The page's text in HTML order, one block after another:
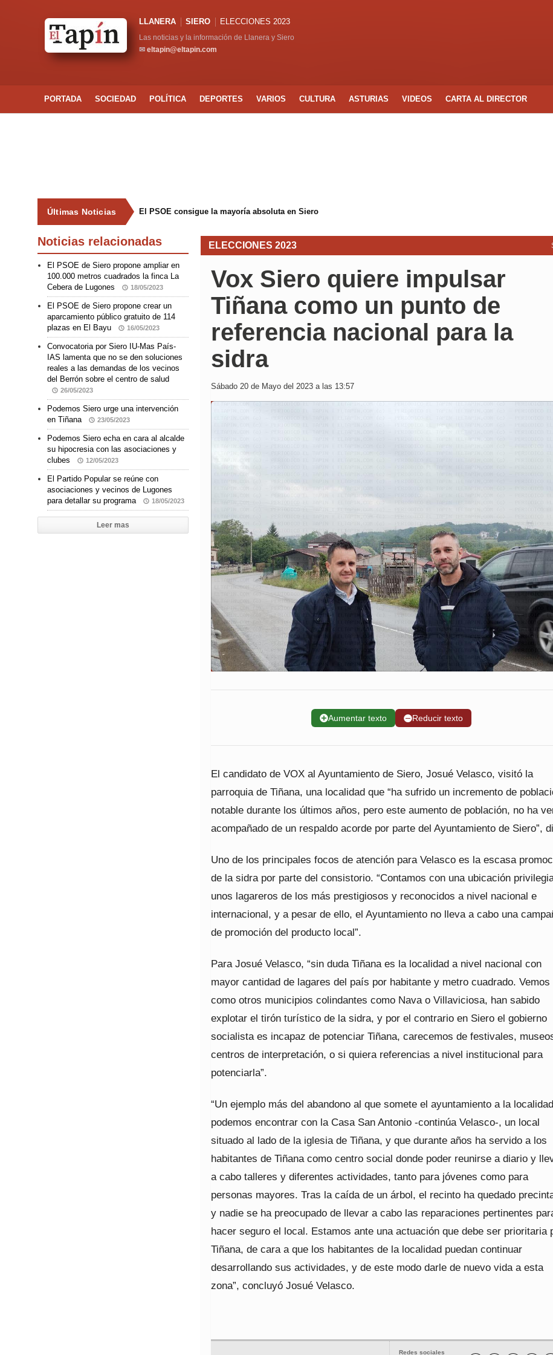
LLANERA SIERO ELECCIONES 2023
Las noticias y la información de Llanera y Siero
✉ eltapin@eltapin.com
PORTADA SOCIEDAD POLÍTICA DEPORTES VARIOS CULTURA ASTURIAS VIDEOS CARTA AL DIRECTOR
Últimas Noticias El PSOE consigue la mayoría absoluta en Siero
ELECCIONES 2023
Vox Siero quiere impulsar
Tiñana como un punto de
referencia nacional para la
sidra
Sábado 20 de Mayo del 2023 a las 13:57
➕Aumentar texto ➖Reducir texto
El candidato de VOX al Ayuntamiento de Siero, Josué Velasco, visitó la
parroquia de Tiñana, una localidad que “ha sufrido un incremento de
notable durante los últimos años, pero este aumento de población, no ha
acompañado de un respaldo acorde por parte del Ayuntamiento de Siero”,
Uno de los principales focos de atención para Velasco es la escasa
de la sidra por parte del consistorio. “Contamos con una ubicación
unos lagareros de los más prestigiosos y reconocidos a nivel nacional e
internacional, y a pesar de ello, el Ayuntamiento no lleva a cabo una
de promoción del producto local”.
Para Josué Velasco, “sin duda Tiñana es la localidad a nivel nacional con
mayor cantidad de lagares del país por habitante y metro cuadrado. Vemos
como otros municipios colindantes como Nava o Villaviciosa, han sabido
explotar el tirón turístico de la sidra, y por el contrario en Siero el gobierno
socialista es incapaz de potenciar Tiñana, carecemos de festivales,
centros de interpretación, o si quiera referencias a nivel institucional para
potenciarla”.
“Un ejemplo más del abandono al que somete el ayuntamiento a la
podemos encontrar con la Casa San Antonio -continúa Velasco-, un local
situado al lado de la iglesia de Tiñana, y que durante años ha servido a los
habitantes de Tiñana como centro social donde poder reunirse a diario y
a cabo talleres y diferentes actividades, tanto para jóvenes como para
personas mayores. Tras la caída de un árbol, el recinto ha quedado
y nadie se ha preocupado de llevar a cabo las reparaciones pertinentes
hacer seguro el local. Estamos ante una actuación que debe ser prioritaria
Tiñana, de cara a que los habitantes de la localidad puedan continuar
desarrollando sus actividades, y de este modo darle de nuevo vida a esta
zona”, concluyó Josué Velasco.
Redes sociales
Noticias relacionadas
El PSOE de Siero propone ampliar en
100.000 metros cuadrados la finca La
Cebera de Lugones
18/05/2023
El PSOE de Siero propone crear un
aparcamiento público gratuito de 114
plazas en El Bayu
16/05/2023
Convocatoria por Siero IU-Mas País-
IAS lamenta que no se den soluciones
reales a las demandas de los vecinos
del Berrón sobre el centro de salud
26/05/2023
Podemos Siero urge una intervención
en Tiñana
23/05/2023
Podemos Siero echa en cara al alcalde
su hipocresia con las asociaciones y
clubes
12/05/2023
El Partido Popular se reúne con
asociaciones y vecinos de Lugones
para detallar su programa
18/05/2023
Leer mas